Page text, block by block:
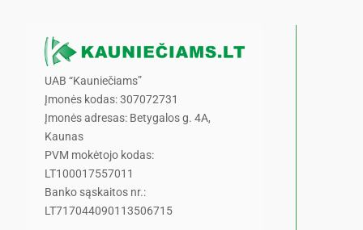
UAB “Kauniečiams”
Įmonės kodas: 307072731
Įmonės adresas: Betygalos g. 4A,
Kaunas
PVM mokėtojo kodas:
LT100017557011
Banko sąskaitos nr.:
LT717044090113506715